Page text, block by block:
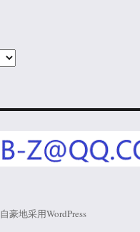
自豪地采用WordPress